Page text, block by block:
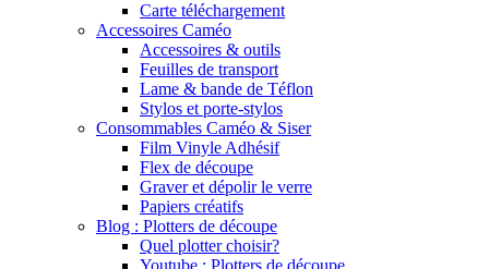
Carte téléchargement
Accessoires Caméo
Accessoires & outils
Feuilles de transport
Lame & bande de Téflon
Stylos et porte-stylos
Consommables Caméo & Siser
Film Vinyle Adhésif
Flex de découpe
Graver et dépolir le verre
Papiers créatifs
Blog : Plotters de découpe
Quel plotter choisir?